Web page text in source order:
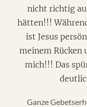
nicht richtig
hätten!!!
ist Jesus
meinem Rücken
mich!!! Das
Ganze